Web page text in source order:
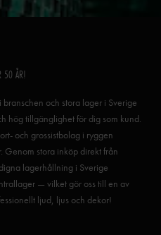
50 ÅR!
och stora lager i Sverige
hög tillgänglighet för dig som kund.
och grossistbolag i ryggen
Genom stora inköp direkt från
lagerhållning i Sverige
— vilket gör oss till en av
ljud, ljus och dekor!